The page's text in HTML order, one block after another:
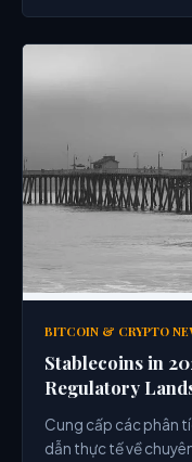
BITCOIN & CRYPTO
Stablecoins in
Regulatory
Cung cấp các phân
dẫn thực tế về